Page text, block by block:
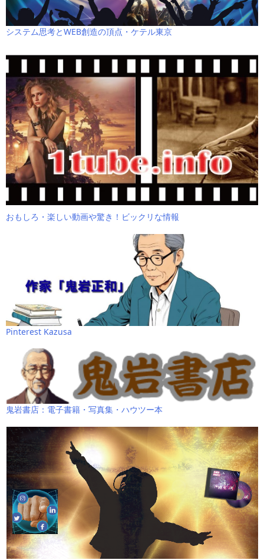
システム思考とWEB創造の頂点・ケテル東京
おもしろ・楽しい動画や驚き！ビックリな情報
Pinterest Kazusa
鬼岩書店：電子書籍・写真集・ハウツー本